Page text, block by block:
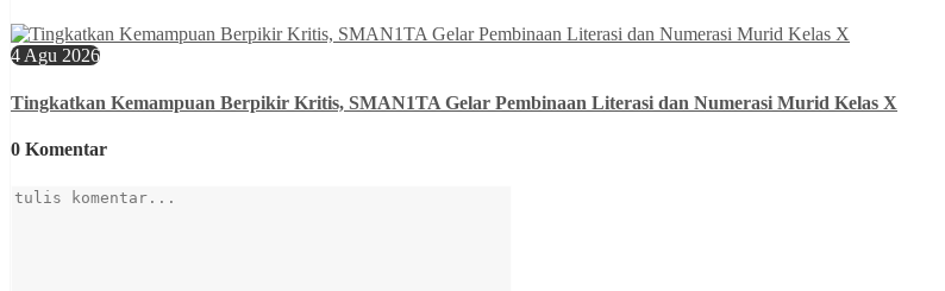
4 Agu 2026
Tingkatkan Kemampuan Berpikir Kritis, SMAN1TA Gelar Pembinaan Literasi dan Numerasi Murid Kelas X
0 Komentar